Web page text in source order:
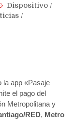
Dispositivo /
/
la app «Pasaje
el pago del
Metropolitana y
RED, Metro